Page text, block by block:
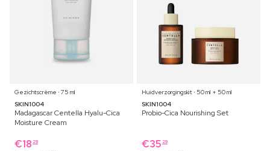
Gezichtscrème ⋅ 75 ml
SKIN1004
Madagascar Centella Hyalu-Cica
Moisture Cream
€18 29
Huidverzorgingskit ⋅ 50 ml + 50 ml
SKIN1004
Probio-Cica Nourishing Set
€35 29